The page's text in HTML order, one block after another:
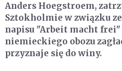
Anders Hoegstroem,
Sztokholmie w związku
napisu "Arbeit macht frei"
niemieckiego obozu
przyznaje się do winy.